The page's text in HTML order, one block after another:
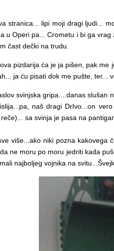
stranica... lipi moji dragi ljudi...
u Operi pa... Crometu i bi ga
čast dečki na trudu.
pizdarija ća je ja pišen, pak
ja ću pisati dok me pušte, ter...
svinjska gripa....danas
naš dragi DrIvo...on
sa svinja je pasa na
više...ako niki pozna
ne moru po moru jedriti kada
najboljeg vojnika na